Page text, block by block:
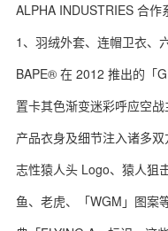
ALPHA INDUSTRIES 合
1、羽绒外套、连帽卫衣、
BAPE® 在 2012 推出的「
置卡其色渐变迷彩呼应空战
产品衣身及细节注入诸多
志性猿人头 Logo、猿人狙
鱼、老虎、「WGM」图案